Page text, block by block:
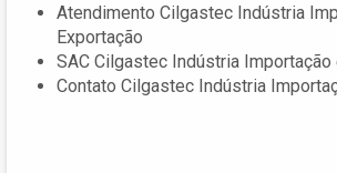
Atendimento Cilgastec Indústria
Exportação
SAC Cilgastec Indústria Importação
Contato Cilgastec Indústria